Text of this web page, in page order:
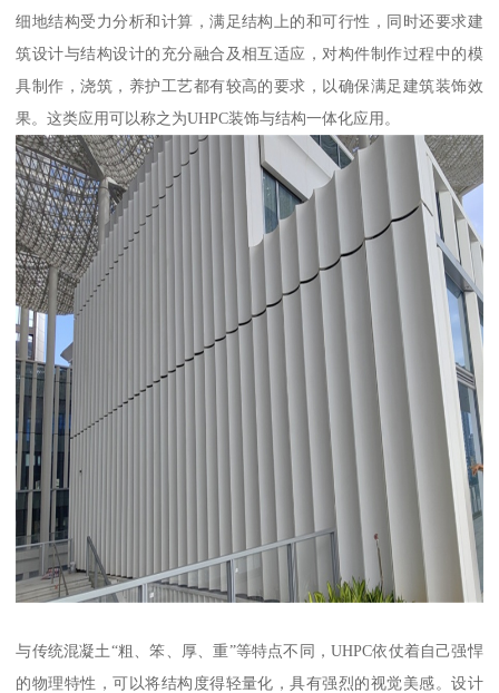
细地结构受力分析和计算，满足结构上的和可行性，同时还要求建
筑设计与结构设计的充分融合及相互适应，对构件制作过程中的模
具制作，浇筑，养护工艺都有较高的要求，以确保满足建筑装饰效
果。这类应用可以称之为UHPC装饰与结构一体化应用。
与传统混凝土“粗、笨、厚、重”等特点不同，UHPC依仗着自己强悍
的物理特性，可以将结构度得轻量化，具有强烈的视觉美感。设计